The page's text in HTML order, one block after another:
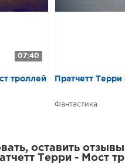
07:40
троллей Пратчетт
Фантастика
оставить
Терри - Мост